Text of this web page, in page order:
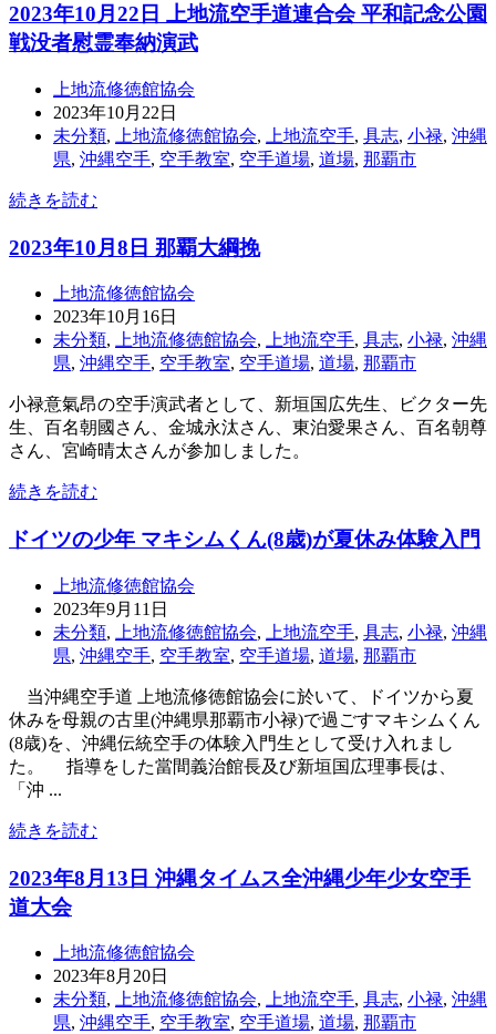
2023年10月22日 上地流空手道連合会 平和記念公園
戦没者慰霊奉納演武
上地流修徳館協会
2023年10月22日
未分類, 上地流修徳館協会, 上地流空手, 具志, 小禄, 沖縄
県, 沖縄空手, 空手教室, 空手道場, 道場, 那覇市
続きを読む
2023年10月8日 那覇大綱挽
上地流修徳館協会
2023年10月16日
未分類, 上地流修徳館協会, 上地流空手, 具志, 小禄, 沖縄
県, 沖縄空手, 空手教室, 空手道場, 道場, 那覇市
小禄意氣昂の空手演武者として、新垣国広先生、ビクター先
生、百名朝國さん、金城永汰さん、東泊愛果さん、百名朝尊
さん、宮崎晴太さんが参加しました。
続きを読む
ドイツの少年 マキシムくん(8歳)が夏休み体験入門
上地流修徳館協会
2023年9月11日
未分類, 上地流修徳館協会, 上地流空手, 具志, 小禄, 沖縄
県, 沖縄空手, 空手教室, 空手道場, 道場, 那覇市
当沖縄空手道 上地流修徳館協会に於いて、ドイツから夏
休みを母親の古里(沖縄県那覇市小禄)で過ごすマキシムくん
(8歳)を、沖縄伝統空手の体験入門生として受け入れまし
た。 指導をした當間義治館長及び新垣国広理事長は、
「沖 ...
続きを読む
2023年8月13日 沖縄タイムス全沖縄少年少女空手
道大会
上地流修徳館協会
2023年8月20日
未分類, 上地流修徳館協会, 上地流空手, 具志, 小禄, 沖縄
県, 沖縄空手, 空手教室, 空手道場, 道場, 那覇市